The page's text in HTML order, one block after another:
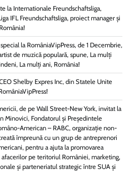
la Internationale Freundschaftsliga,
IFL Freundschaftsliga, proiect manager și
la RomâniaVipPress, de 1 Decembrie,
de muzică populară, spune, La mulți
La mulți ani, România!
Shelby Expres Inc, din Statele Unite
de pe Wall Street-New York, invitat la
Minovici, Fondatorul și Președintele
American – RABC, organizație non-
împreună cu un grup de antreprenori
pentru a ajuta la promovarea
pe teritoriul României, marketing,
și parteneriatul strategic între SUA și